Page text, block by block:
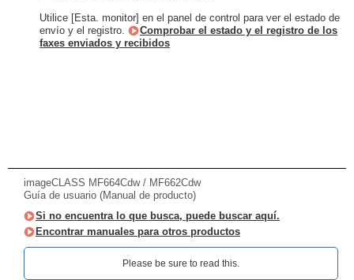
Utilice [Esta. monitor] en el panel de control para ver el estado de
envío y el registro.
Comprobar el estado y el registro de los
faxes enviados y recibidos
imageCLASS MF664Cdw / MF662Cdw
Guía de usuario (Manual de producto)
Si no encuentra lo que busca, puede buscar aquí.
Encontrar manuales para otros productos
Please be sure to read this.‎